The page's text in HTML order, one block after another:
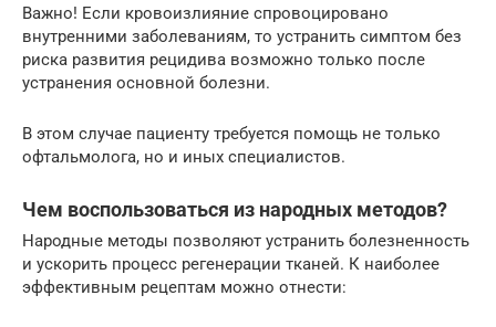
Важно! Если кровоизлияние спровоцировано
внутренними заболеваниям, то устранить симптом без
риска развития рецидива возможно только после
устранения основной болезни.
В этом случае пациенту требуется помощь не только
офтальмолога, но и иных специалистов.
Чем воспользоваться из народных методов?
Народные методы позволяют устранить болезненность
и ускорить процесс регенерации тканей. К наиболее
эффективным рецептам можно отнести: